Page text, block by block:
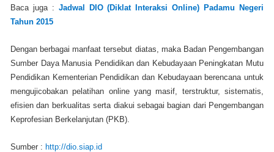
Baca juga : Jadwal DIO (Diklat Interaksi Online) Padamu Negeri
Tahun 2015
Dengan berbagai manfaat tersebut diatas, maka Badan Pengembangan
Sumber Daya Manusia Pendidikan dan Kebudayaan Peningkatan Mutu
Pendidikan Kementerian Pendidikan dan Kebudayaan berencana untuk
mengujicobakan pelatihan online yang masif, terstruktur, sistematis,
efisien dan berkualitas serta diakui sebagai bagian dari Pengembangan
Keprofesian Berkelanjutan (PKB).
Sumber : http://dio.siap.id